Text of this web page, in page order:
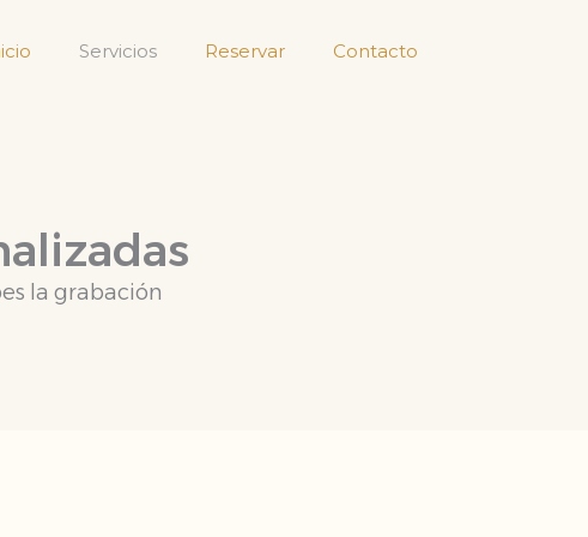
Servicios Reservar Contacto
la grabación